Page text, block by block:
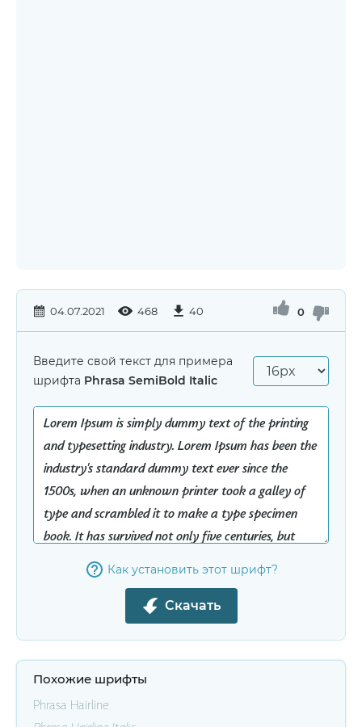
04.07.2021 468 40 0
Введите свой текст для примера
шрифта Phrasa SemiBold Italic
Как установить этот шрифт?
Скачать
Похожие шрифты
Phrasa Hairline